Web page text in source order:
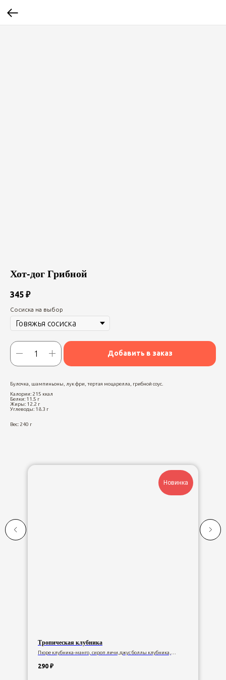
Хот-дог Грибной
345 ₽
Сосиска на выбор
Добавить в заказ
Булочка, шампиньоны, лук фри, тертая моцарелла, грибной соус.
Калории: 215 ккал
Белки: 11.5 г
Жиры: 12.2 г
Углеводы: 18.3 г
Вес: 240 г
Новинка
Тропическая клубника
Пюре клубника-манго, сироп личи,джус боллы клубника,
290 ₽